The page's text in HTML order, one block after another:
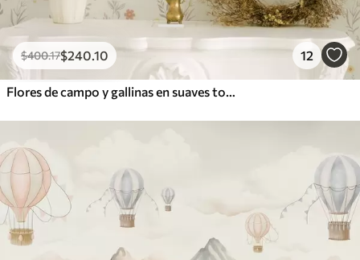
$400.17$240.10 12
Flores de campo y gallinas en suaves tonos pastel